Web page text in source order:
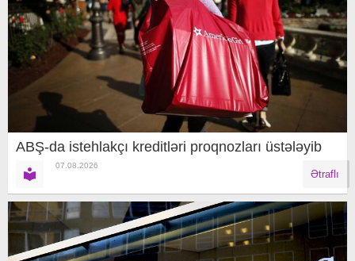
ABŞ-da istehlakçı kreditləri proqnozları üstələyib
07.08.2026
Ətraflı